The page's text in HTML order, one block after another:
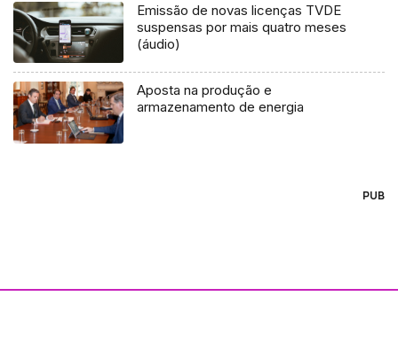
Emissão de novas licenças TVDE
suspensas por mais quatro meses
(áudio)
Aposta na produção e
armazenamento de energia
PUB